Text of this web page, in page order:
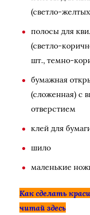
(светло-
полосы для
(светло-
шт., темно-
бумажная
(сложенная) с
отверстием
клей для
шило
маленькие
Как сделать
читайздесь